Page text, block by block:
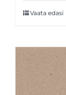
Vaata edasi